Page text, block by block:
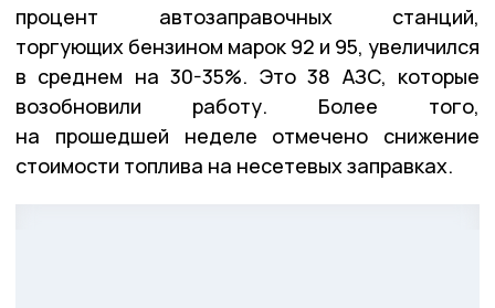
процент автозаправочных станций,
торгующих бензином марок 92 и 95, увеличился
в среднем на 30-35%. Это 38 АЗС, которые
возобновили работу. Более того,
на прошедшей неделе отмечено снижение
стоимости топлива на несетевых заправках.